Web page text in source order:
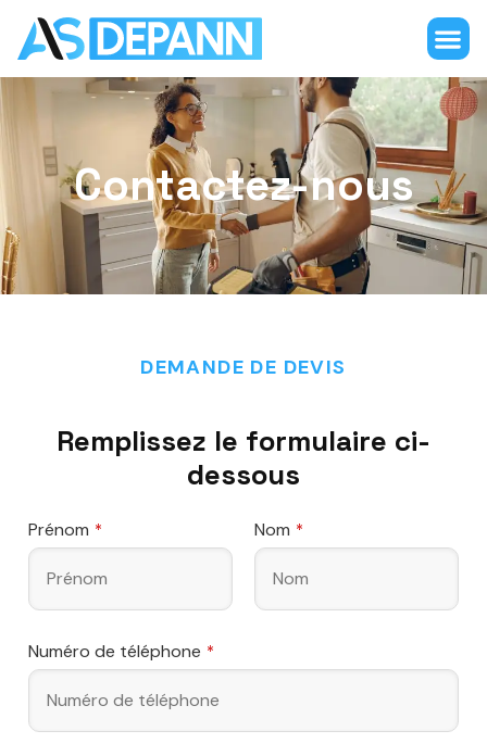
Contactez-nous
DEMANDE DE DEVIS
Remplissez le formulaire ci-
dessous
Prénom * Nom *
Numéro de téléphone *